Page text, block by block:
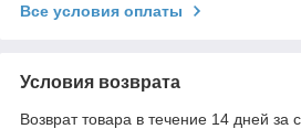
Все условия оплаты
Условия возврата
Возврат товара в течение 14 дней за